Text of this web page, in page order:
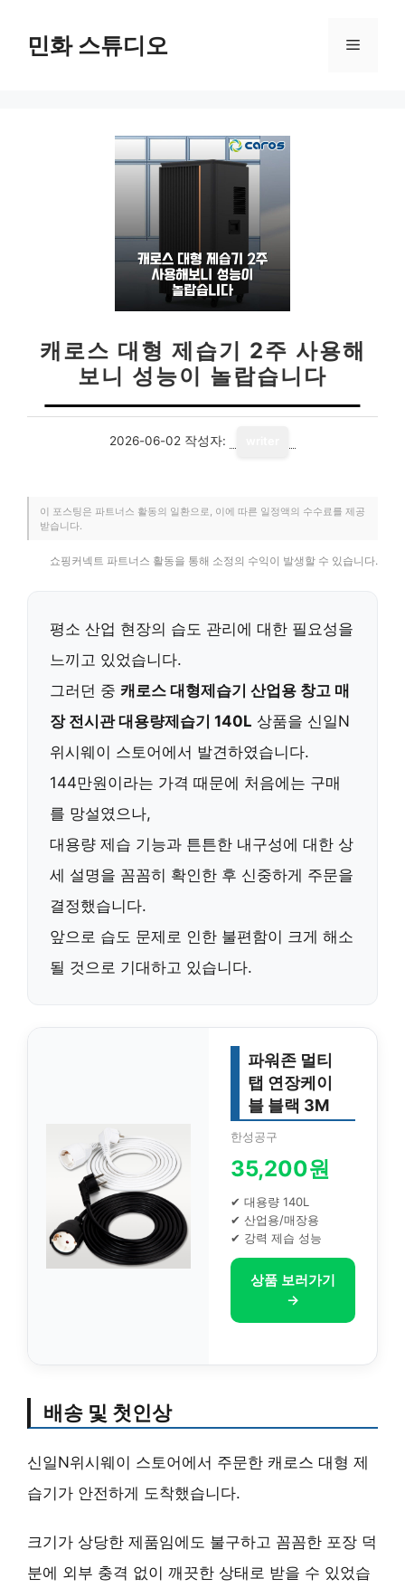
민화 스튜디오 메
캐로스 대형 제습기 2주 사용해
보니 성능이 놀랍습니다
2026-06-02 작성자:
이 포스팅은 파트너스 활동의 일환으로, 이에 따른 일정액의 수수료를 제공
받습니다.
쇼핑커넥트 파트너스 활동을 통해 소정의 수익이 발생할 수 있습니다.
평소 산업 현장의 습도 관리에 대한 필요성을
느끼고 있었습니다.
그러던 중 캐로스 대형제습기 산업용 창고 매
장 전시관 대용량제습기 140L 상품을 신일N
위시웨이 스토어에서 발견하였습니다.
144만원이라는 가격 때문에 처음에는 구매
를 망설였으나,
대용량 제습 기능과 튼튼한 내구성에 대한 상
세 설명을 꼼꼼히 확인한 후 신중하게 주문을
결정했습니다.
앞으로 습도 문제로 인한 불편함이 크게 해소
될 것으로 기대하고 있습니다.
파워존 멀티
탭 연장케이
블 블랙 3M
한성공구
35,200원
✔ 대용량 140L
✔ 산업용/매장용
✔ 강력 제습 성능
상품 보러가기
→
배송 및 첫인상
신일N위시웨이 스토어에서 주문한 캐로스 대형 제
습기가 안전하게 도착했습니다.
크기가 상당한 제품임에도 불구하고 꼼꼼한 포장 덕
분에 외부 충격 없이 깨끗한 상태로 받을 수 있었습